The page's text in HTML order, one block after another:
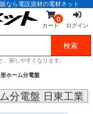
なら電設資材の電材ネット
0
カート ログイン
探しやすくなります。
ホーム分電盤
分電盤 日東工業